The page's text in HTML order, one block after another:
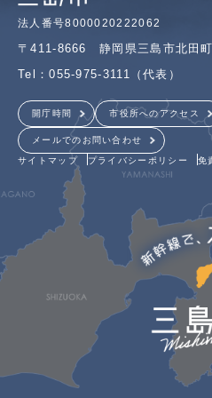
法人番号8000020222062
〒411-8666 静岡県三島市北田
Tel：055-975-3111（代表）
開庁時間 市役所へのアクセス
メールでのお問い合わせ
サイトマップ プライバシーポリシー 免